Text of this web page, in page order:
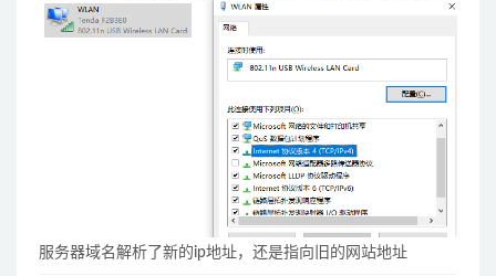
服务器域名解析了新的ip地址，还是指向旧的网站地址